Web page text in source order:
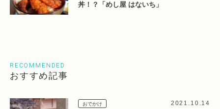
丼！？「めし屋 はないち」
RECOMMENDED
おすすめ記事
おでかけ 2021.10.14